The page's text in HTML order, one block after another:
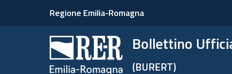
Regione Emilia-Romagna
Bollettino
(BURERT)